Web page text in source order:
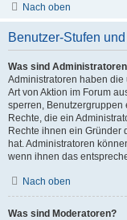
Nach oben
Benutzer-Stufen
Was sind
Administratoren haben die
Art von Aktion im Forum
sperren, Benutzergruppen
Rechte, die ein
Rechte ihnen ein Gründer
hat. Administratoren
wenn ihnen das
Nach oben
Was sind Moderatoren?